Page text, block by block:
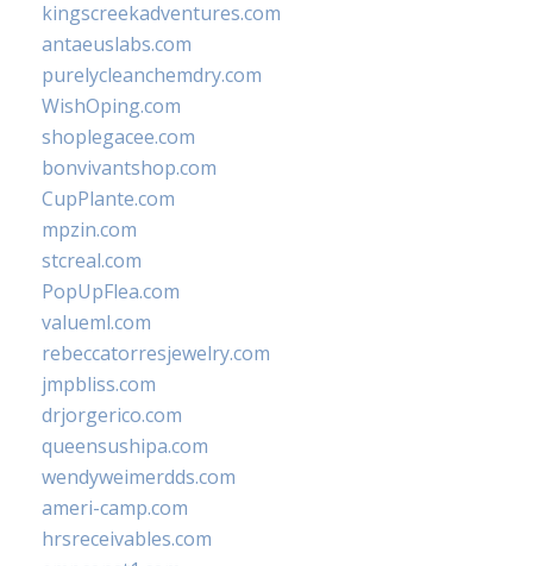
kingscreekadventures.com
antaeuslabs.com
purelycleanchemdry.com
WishOping.com
shoplegacee.com
bonvivantshop.com
CupPlante.com
mpzin.com
stcreal.com
PopUpFlea.com
valueml.com
rebeccatorresjewelry.com
jmpbliss.com
drjorgerico.com
queensushipa.com
wendyweimerdds.com
ameri-camp.com
hrsreceivables.com